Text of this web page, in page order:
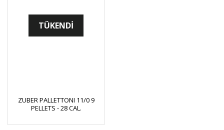
TÜKENDİ
ZUBER PALLETTONI 11/0 9
PELLETS - 28 CAL.